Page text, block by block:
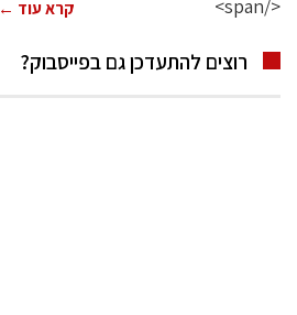
קרא עוד ←
רוצים להתעדכן גם בפייסבוק?